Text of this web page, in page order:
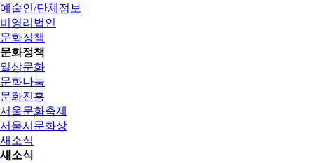
예술인/단체정보
비영리법인
문화정책
문화정책
일상문화
문화나눔
문화진흥
서울문화축제
서울시문화상
새소식
새소식